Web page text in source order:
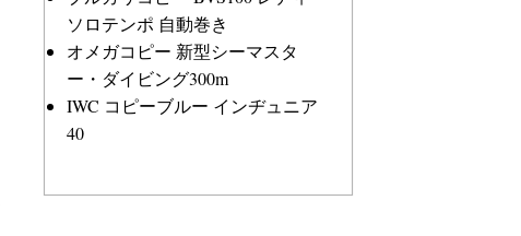
ソロテンポ 自動巻き
オメガコピー 新型シーマスタ
ー・ダイビング300m
IWC コピーブルー インヂュニア
40